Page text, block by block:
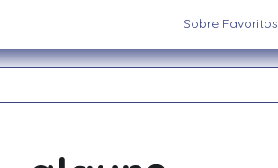
Sobre Favoritos